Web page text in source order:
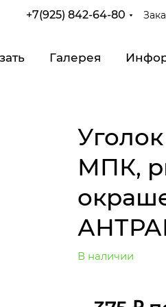
+7(925) 842-64-80
Галерея
МПК,
В наличии